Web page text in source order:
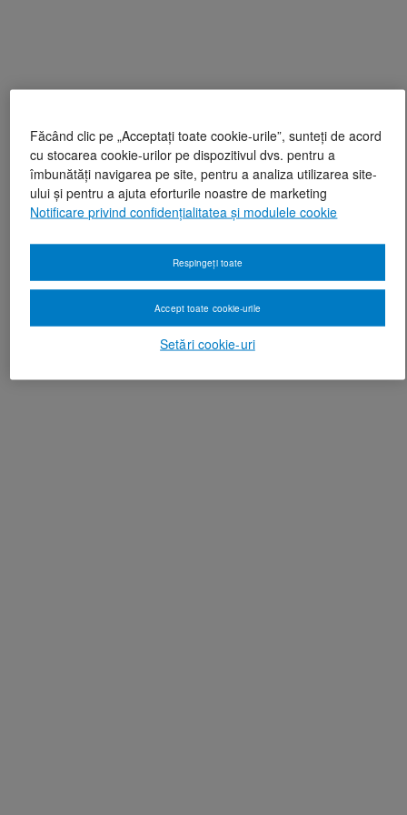
Făcând clic pe „Acceptați toate cookie-urile”, sunteți de acord
cu stocarea cookie-urilor pe dispozitivul dvs. pentru a
îmbunătăți navigarea pe site, pentru a analiza utilizarea site-
ului și pentru a ajuta eforturile noastre de marketing
Notificare privind confidențialitatea și modulele cookie
Setări cookie-uri
Respingeți toate
Accept toate cookie-urile